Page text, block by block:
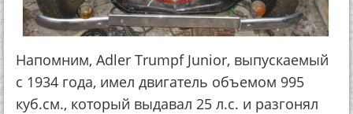
Напомним, Adler Trumpf Junior, выпускаемый
с 1934 года, имел двигатель объемом 995
куб.см., который выдавал 25 л.с. и разгонял